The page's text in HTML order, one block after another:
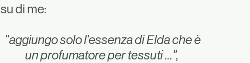
su di me:
"aggiungo solo l'essenza di Elda che è
un profumatore per tessuti ...",